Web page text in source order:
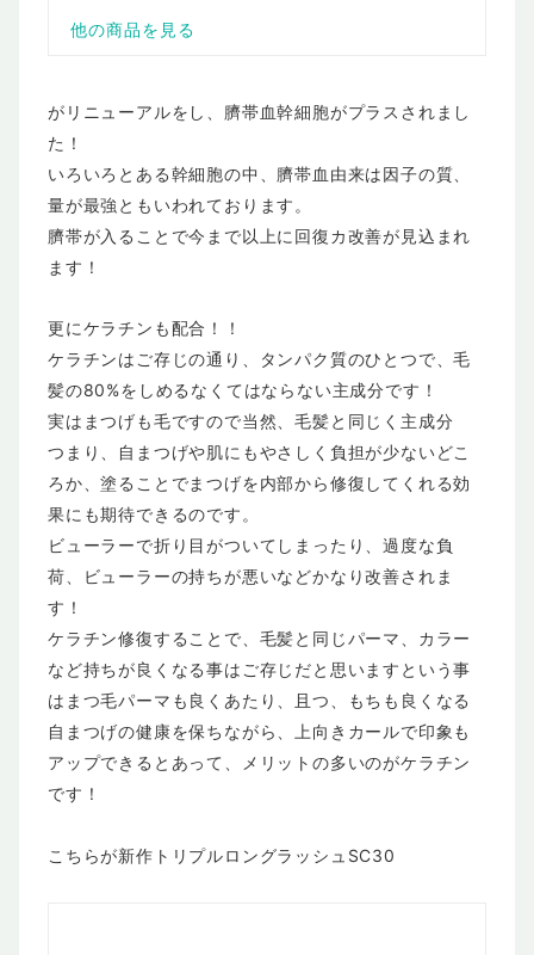
がリニューアルをし、臍帯血幹細胞がプラスされまし
た！
いろいろとある幹細胞の中、臍帯血由来は因子の質、
量が最強ともいわれております。
臍帯が入ることで今まで以上に回復カ改善が見込まれ
ます！
更にケラチンも配合！！
ケラチンはご存じの通り、タンパク質のひとつで、毛
髪の80%をしめるなくてはならない主成分です！
実はまつげも毛ですので当然、毛髪と同じく主成分
つまり、自まつげや肌にもやさしく負担が少ないどこ
ろか、塗ることでまつげを内部から修復してくれる効
果にも期待できるのです。
ビューラーで折り目がついてしまったり、過度な負
荷、ビューラーの持ちが悪いなどかなり改善されま
す！
ケラチン修復することで、毛髪と同じパーマ、カラー
など持ちが良くなる事はご存じだと思いますという事
はまつ毛パーマも良くあたり、且つ、もちも良くなる
自まつげの健康を保ちながら、上向きカールで印象も
アップできるとあって、メリットの多いのがケラチン
です！
こちらが新作トリプルロングラッシュSC30